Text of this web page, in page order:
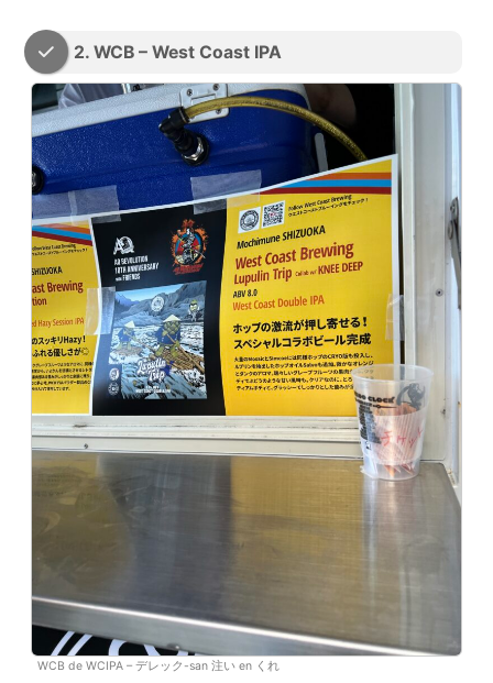
2. WCB – West Coast IPA
WCB de WCIPA – デレック-san 注い en くれ